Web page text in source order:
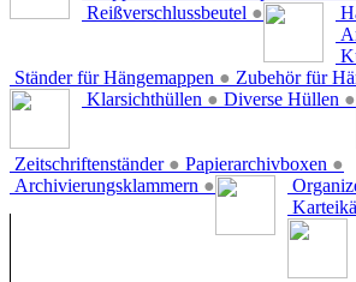
Reißverschlussbeutel ●
Ständer für Hängemappen ● Zubehör für
Klarsichthüllen ● Diverse Hüllen ●
Zeitschriftenständer ● Papierarchivboxen ●
Archivierungsklammern ●